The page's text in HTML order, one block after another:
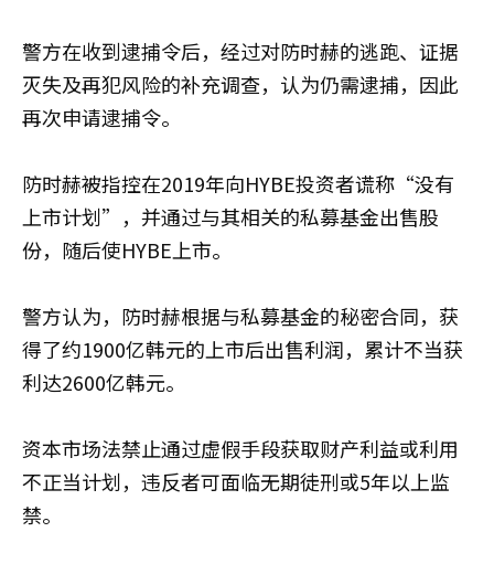
警方在收到逮捕令后，经过对防时赫的逃跑、证据
灭失及再犯风险的补充调查，认为仍需逮捕，因此
再次申请逮捕令。
防时赫被指控在2019年向HYBE投资者谎称“没有
上市计划”，并通过与其相关的私募基金出售股
份，随后使HYBE上市。
警方认为，防时赫根据与私募基金的秘密合同，获
得了约1900亿韩元的上市后出售利润，累计不当获
利达2600亿韩元。
资本市场法禁止通过虚假手段获取财产利益或利用
不正当计划，违反者可面临无期徒刑或5年以上监
禁。